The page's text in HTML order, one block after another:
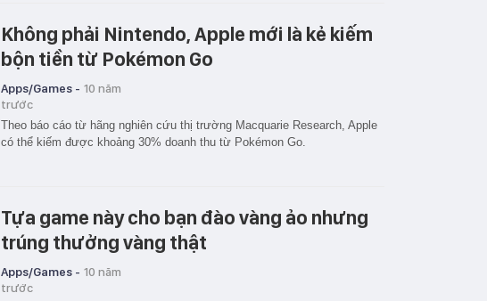
Không phải Nintendo, Apple mới là kẻ kiếm
bộn tiền từ Pokémon Go
Apps/Games - 10 năm
trước
Theo báo cáo từ hãng nghiên cứu thị trường Macquarie Research, Apple
có thể kiếm được khoảng 30% doanh thu từ Pokémon Go.
Tựa game này cho bạn đào vàng ảo nhưng
trúng thưởng vàng thật
Apps/Games - 10 năm
trước